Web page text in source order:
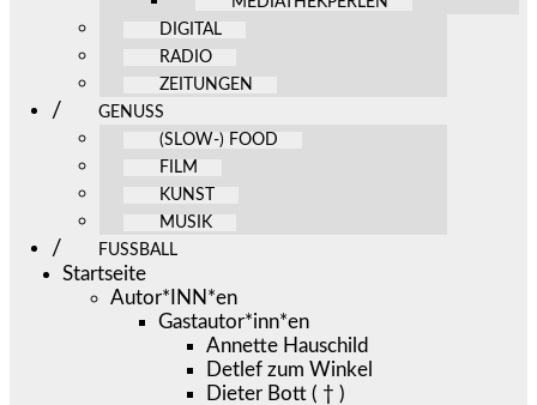
DIGITAL
RADIO
ZEITUNGEN
GENUSS
(SLOW-) FOOD
FILM
KUNST
MUSIK
FUSSBALL
Startseite
Autor*INN*en
Gastautor*inn*en
Annette Hauschild
Detlef zum Winkel
Dieter Bott ( † )